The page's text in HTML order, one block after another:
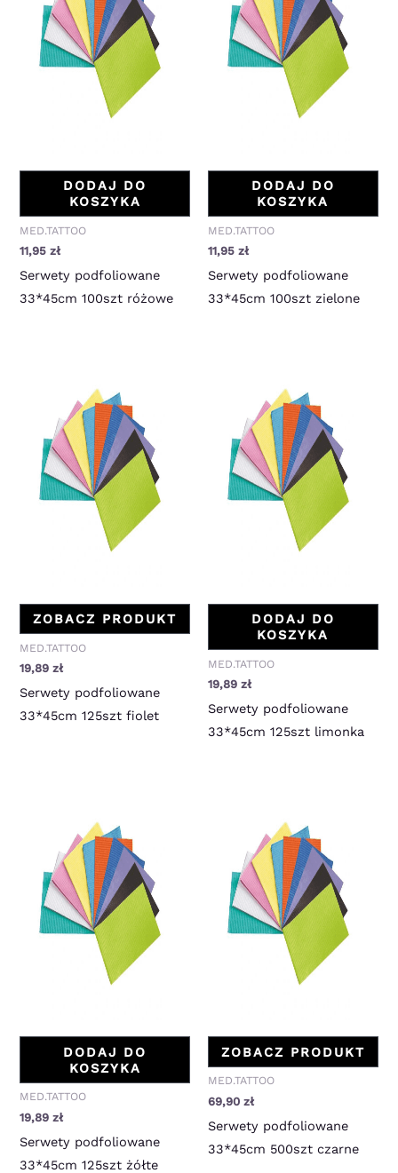
DODAJ DO
KOSZYKA
MED.TATTOO
11,95zł
Serwety podfoliowane
33*45cm 100szt różowe
DODAJ DO
KOSZYKA
MED.TATTOO
11,95 zł
Serwety podfoliowane
33*45cm 100szt zielone
ZOBACZ PRODUKT
MED.TATTOO
19,89zł
Serwety podfoliowane
33*45cm 125szt fiolet
DODAJ DO
KOSZYKA
MED.TATTOO
19,89 zł
Serwety podfoliowane
33*45cm 125szt limonka
DODAJ DO
KOSZYKA
MED.TATTOO
19,89zł
Serwety podfoliowane
33*45cm 125szt żółte
ZOBACZ PRODUKT
MED.TATTOO
69,90 zł
Serwety podfoliowane
33*45cm 500szt czarne